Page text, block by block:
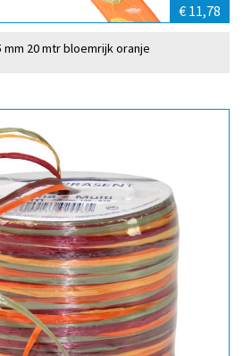
€ 11,78
mm 20 mtr bloemrijk oranje